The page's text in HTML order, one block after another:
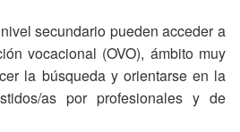
secundario pueden acceder a
vocacional (OVO), ámbito muy
la búsqueda y orientarse en la
as por profesionales y de